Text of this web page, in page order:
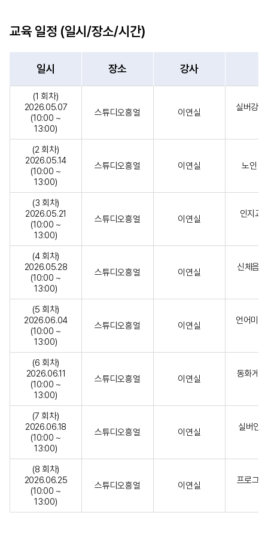
교육 일정 (일시/장소/시간)
일시 장소 강사
(1 회차)
2026.05.07
(10:00 ~
13:00)
스튜디오흥얼 이연실 실버강
(2 회차)
2026.05.14
(10:00 ~
13:00)
스튜디오흥얼 이연실 노인
(3 회차)
2026.05.21
(10:00 ~
13:00)
스튜디오흥얼 이연실 인지교
(4 회차)
2026.05.28
(10:00 ~
13:00)
스튜디오흥얼 이연실 신체음
(5 회차)
2026.06.04
(10:00 ~
13:00)
스튜디오흥얼 이연실 언어미
(6 회차)
2026.06.11
(10:00 ~
13:00)
스튜디오흥얼 이연실 동화게
(7 회차)
2026.06.18
(10:00 ~
13:00)
스튜디오흥얼 이연실 실버인
(8 회차)
2026.06.25
(10:00 ~
13:00)
스튜디오흥얼 이연실 프로그